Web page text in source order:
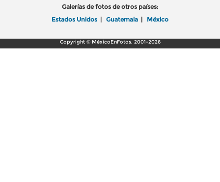
Galerías de fotos de otros países:
Estados Unidos | Guatemala | México
Copyright © MéxicoEnFotos, 2001-2026